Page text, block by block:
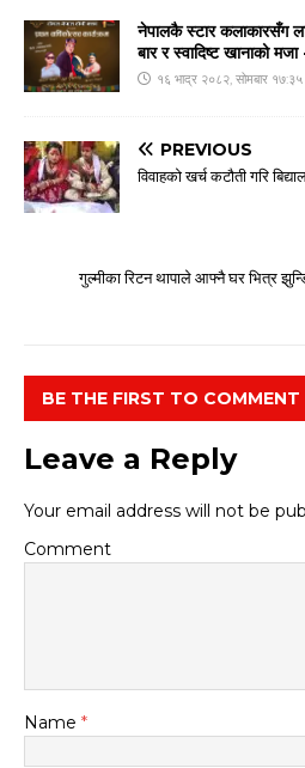
नेपालकै स्टार कलाकारसँग
बार र स्वादिष्ट
१६ भाद्र २०८२, सोमबार १७:३५
PREVIOUS
विवाहको खर्च कटौती गरि
गुल्मीका रिटन थापाले आफ्नै घर भित्र
BE THE FIRST TO COMMENT
Leave a Reply
Your email address will not be
Comment
Name *